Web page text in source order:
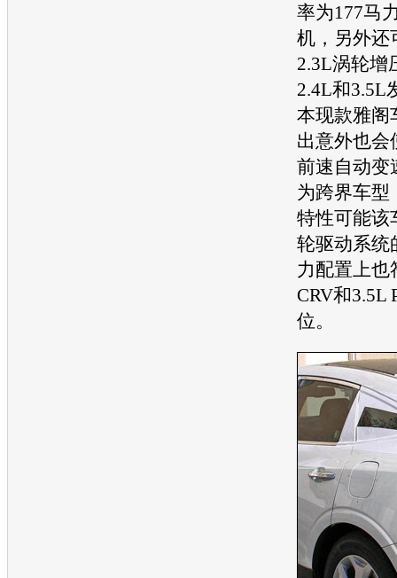
率为177马
机 ，另外
2.3L涡轮增
2.4L和3.5L
本现款雅阁
出意外也会
前速自动变
为跨界车型
特性可能该
轮驱动系统
力配置上也
CRV和3.5L
位。